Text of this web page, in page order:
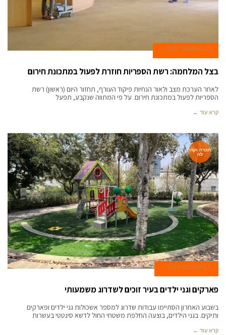
22 באוקטובר 2023
בצל המלחמה: רשת הספריות חוזרת לפעול במתכונת חירום
לאחר הערכת מצב ולאור הנחיות פיקוד העורף, תחזור היום (ראשון) רשת
הספריות לפעול במתכונת חירום. על פי המתווה שנקבע, תפעל
קרא עוד ←
חברה וקהי
לה
7 בספטמבר 2023
פארקים וגני ילדים בעיר זוכים לשדרוג משמעותי
בשבוע האחרון הסתיימו עבודות שדרוג למספר אשכולות גני ילדים ופארקים
ותיקים. בגני הילדים, בוצעה החלפת משטחי החול לדשא סינטטי בעשרות
קרא עוד ←